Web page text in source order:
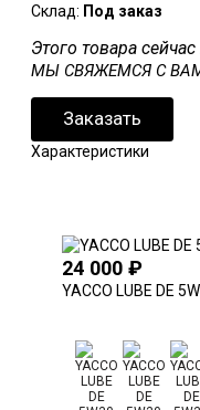
Склад: Под заказ
Этого товара
МЫ СВЯЖЕМСЯ С
Заказать
Характеристики
24 000 ₽
YACCO LUBE DE